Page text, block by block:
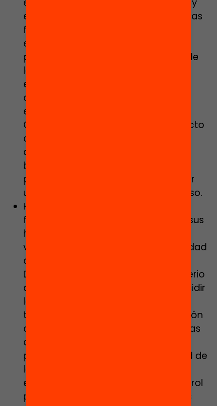
español y la educación concertada y
especial. Blindaremos la libertad de las
familias para escoger si quieren
escolarizar a sus hijos en un centro
público o concertado y, en el caso de
los alumnos con necesidades
educativas especiales, en un centro
ordinario con apoyos o en uno de
educación especial. Exigiremos al
Gobierno central que impulse un Pacto
de Estado para la Educación que
derogue la LOMLOE y establezca las
bases para un amplio consenso
político y social con el fin de aprobar
una nueva ley educativa de consenso.
Haremos efectivo el derecho de las
familias a escoger la educación de sus
hijos, renovaremos los conciertos
vigentes y garantizaremos la gratuidad
de la educación concertada.
Defenderemos la aplicación del criterio
de demanda social a la hora de decidir
la renovación de los conciertos y
trabajaremos para que la financiación
que reciben las escuelas concertadas
cubra las inversiones necesarias. En
paralelo, velaremos por la gratuidad de
la educación concertada,
estableciendo mecanismos de control
para evitar el cobro por parte de los